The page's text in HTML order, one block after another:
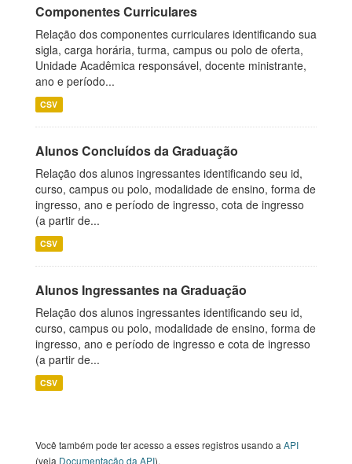
Componentes Curriculares
Relação dos componentes curriculares identificando sua
sigla, carga horária, turma, campus ou polo de oferta,
Unidade Acadêmica responsável, docente ministrante,
ano e período...
CSV
Alunos Concluídos da Graduação
Relação dos alunos ingressantes identificando seu id,
curso, campus ou polo, modalidade de ensino, forma de
ingresso, ano e período de ingresso, cota de ingresso
(a partir de...
CSV
Alunos Ingressantes na Graduação
Relação dos alunos ingressantes identificando seu id,
curso, campus ou polo, modalidade de ensino, forma de
ingresso, ano e período de ingresso e cota de ingresso
(a partir de...
CSV
Você também pode ter acesso a esses registros usando a API
(veja Documentação da API).